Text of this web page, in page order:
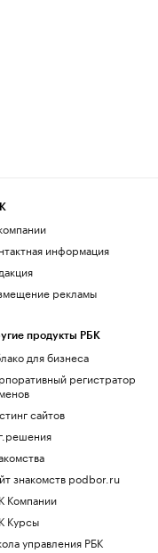
информация
рекламы
продукты РБК
для бизнеса
регистратор
сайтов
знакомств podbor.ru
Компании
Курсы
управления РБК